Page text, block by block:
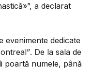
”, a declarat
evenimente dedicate
. De la sala de
poartă numele, până